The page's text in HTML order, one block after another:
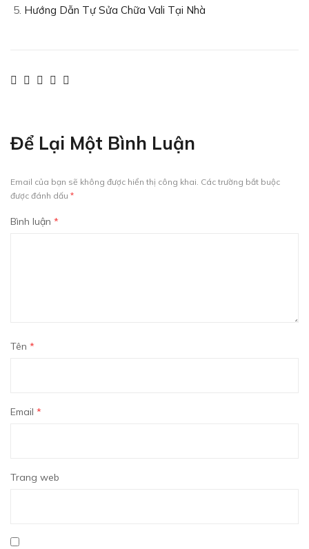
Hướng Dẫn Tự Sửa Chữa Vali Tại Nhà
Để Lại Một Bình Luận
Email của bạn sẽ không được hiển thị công khai. Các trường bắt buộc
được đánh dấu *
Bình luận *
Tên *
Email *
Trang web